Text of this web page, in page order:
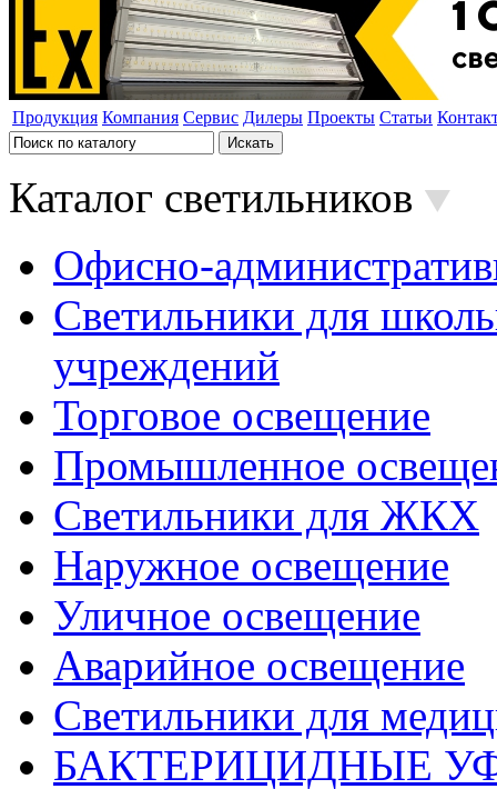
Продукция Компания Сервис Дилеры Проекты Статьи
Каталог светильников
Офисно-
Светильники для
учреждений
Торговое освещение
Промышленное
Светильники для ЖКХ
Наружное освещение
Уличное освещение
Аварийное освещение
Светильники для
БАКТЕРИЦИДНЫЕ